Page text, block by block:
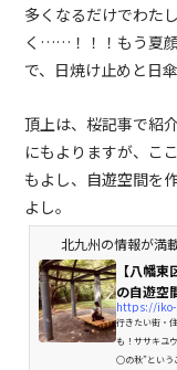
多くなるだけでわた
く……！！！もう夏
で、日焼け止めと日
頂上は、桜記事で紹
にもよりますが、こ
もよし、自遊空間を
よし。
北九州の情報が満
【八幡
の自遊空
https://iko-
行きたい街・
も！ササキユ
○の秋”という